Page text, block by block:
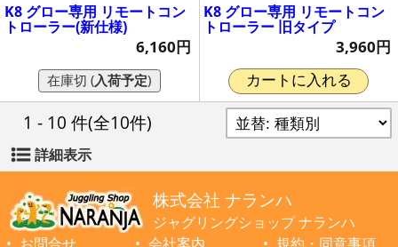
K8 グロー専用 リモートコン
トローラー(新仕様)
6,160円
在庫切 (入荷予定)
K8 グロー専用 リモートコン
トローラー 旧タイプ
3,960円
カートに入れる
1 - 10 件(全10件)
詳細表示
株式会社 ナランハ
ジャグリングショップ ナランハ